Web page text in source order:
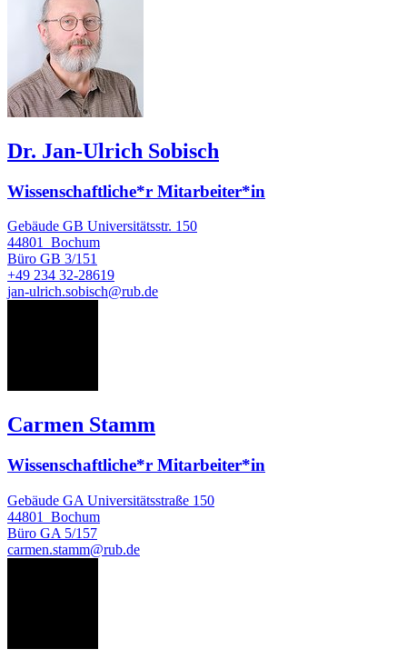
Dr. Jan-Ulrich Sobisch
Wissenschaftliche*r Mitarbeiter*in
Gebäude GB Universitätsstr. 150
44801 Bochum
Büro GB 3/151
+49 234 32-28619
jan-ulrich.sobisch@rub.de
Carmen Stamm
Wissenschaftliche*r Mitarbeiter*in
Gebäude GA Universitätsstraße 150
44801
Bochum
Büro GA 5/157
carmen.stamm@rub.de